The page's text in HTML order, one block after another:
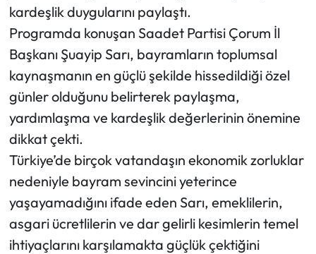
kardeşlik duygularını paylaştı.
Programda konuşan Saadet Partisi Çorum İl
Başkanı Şuayip Sarı, bayramların toplumsal
kaynaşmanın en güçlü şekilde hissedildiği özel
günler olduğunu belirterek paylaşma,
yardımlaşma ve kardeşlik değerlerinin önemine
dikkat çekti.
Türkiye’de birçok vatandaşın ekonomik zorluklar
nedeniyle bayram sevincini yeterince
yaşayamadığını ifade eden Sarı, emeklilerin,
asgari ücretlilerin ve dar gelirli kesimlerin temel
ihtiyaçlarını karşılamakta güçlük çektiğini
Yayla Haber
Yemek Tarifleri
Yerel Haberler